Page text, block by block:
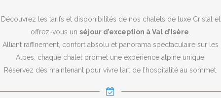
Découvrez les tarifs et disponibilités de nos chalets de luxe Cristal et
offrez-vous un séjour d’exception à Val d’Isère.
Alliant raffinement, confort absolu et panorama spectaculaire sur les
Alpes, chaque chalet promet une expérience alpine unique.
Réservez dès maintenant pour vivre l’art de l’hospitalité au sommet.